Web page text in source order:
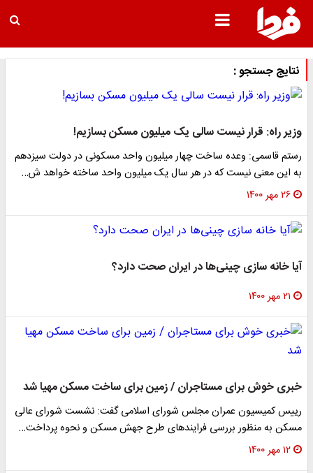
نتایج جستجو :
وزیر راه: قرار نیست سالی یک میلیون مسکن بسازیم!
رستم قاسمی: وعده ساخت چهار میلیون واحد مسکونی در دولت سیزدهم
به این معنی نیست که در هر سال یک میلیون واحد ساخته خواهد ش…
۲۶ مهر ۱۴۰۰
آیا خانه سازی‌ چینی‌ها در ایران صحت دارد؟
۲۱ مهر ۱۴۰۰
خبری خوش برای مستاجران / زمین برای ساخت مسکن مهیا شد
رییس کمیسیون عمران مجلس شورای اسلامی گفت: نشست شورای عالی
مسکن به منظور بررسی فرایندهای طرح جهش مسکن و نحوه پرداخت…
۱۲ مهر ۱۴۰۰